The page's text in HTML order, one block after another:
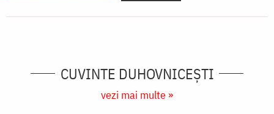
CUVINTE DUHOVNICEȘTI
vezi mai multe »